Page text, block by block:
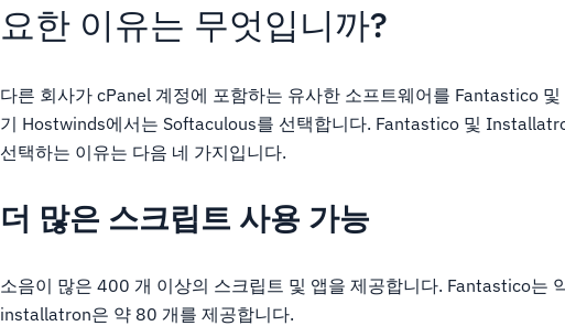
요한 이유는 무엇입니까?
다른 회사가 cPanel 계정에 포함하는 유사한 소프트웨어를 Fantastico
기 Hostwinds에서는 Softaculous를 선택합니다. Fantastico 및
선택하는 이유는 다음 네 가지입니다.
더 많은 스크립트 사용 가능
소음이 많은 400 개 이상의 스크립트 및 앱을 제공합니다. Fantastico는
installatron은 약 80 개를 제공합니다.